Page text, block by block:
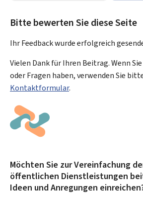
Bitte bewerten Sie diese Seite
Ihr Feedback wurdeerfolgreich
Vielen Dank für Ihren Beitrag. Wenn
oder Fragen haben, verwenden Sie
Kontaktformular.
Möchten Sie zur Vereinfachung
öffentlichen Dienstleistungen
Ideen und Anregungen